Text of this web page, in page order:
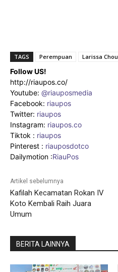
TAGS Perempuan Larissa Chou
Follow US!
http://riaupos.co/
Youtube: @riauposmedia
Facebook: riaupos
Twitter: riaupos
Instagram: riaupos.co
Tiktok : riaupos
Pinterest : riauposdotco
Dailymotion :RiauPos
Artikel sebelumnya
Kafilah Kecamatan Rokan IV
Koto Kembali Raih Juara
Umum
BERITA LAINNYA